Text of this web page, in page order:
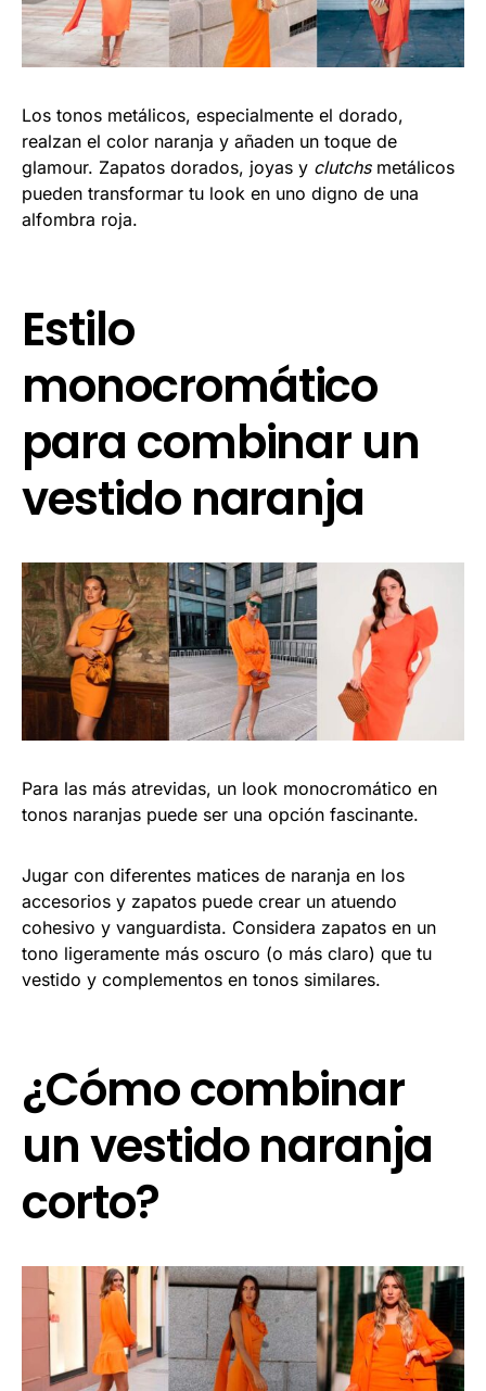
Los tonos metálicos, especialmente el dorado,
realzan el color naranja y añaden un toque de
glamour. Zapatos dorados, joyas y clutchsmetálicos
pueden transformar tu look en uno digno de una
alfombra roja.
Estilo
monocromático
para combinar un
vestido naranja
Para las más atrevidas, un look monocromático en
tonos naranjas puede ser una opción fascinante.
Jugar con diferentes matices de naranja en los
accesorios y zapatos puede crear un atuendo
cohesivo y vanguardista. Considera zapatos en un
tono ligeramente más oscuro (o más claro) que tu
vestido y complementos en tonos similares.
¿Cómo combinar
un vestido naranja
corto?